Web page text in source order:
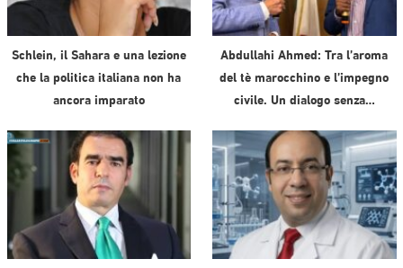
Schlein, il Sahara e una lezione
che la politica italiana non ha
ancora imparato
Abdullahi Ahmed: Tra l’aroma
del tè marocchino e l’impegno
civile. Un dialogo senza…